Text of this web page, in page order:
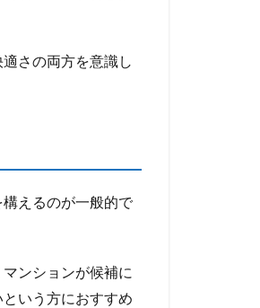
さの両方を意識し
えるのが一般的で
ンションが候補に
いう方におすすめ